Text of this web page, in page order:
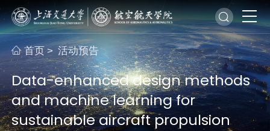
首页 > 活动预告
Data-enhanced design methods
and machine learning for
sustainable aircraft propulsion